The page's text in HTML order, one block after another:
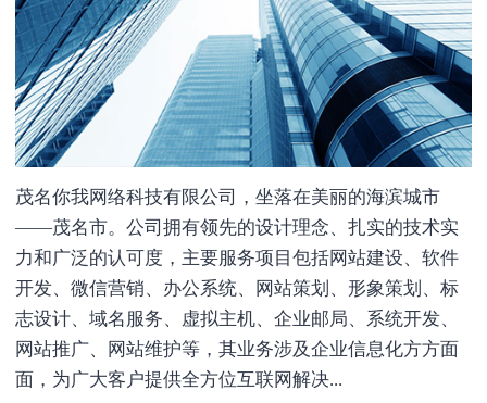
茂名你我网络科技有限公司，坐落在美丽的海滨城市
——茂名市。公司拥有领先的设计理念、扎实的技术实
力和广泛的认可度，主要服务项目包括网站建设、软件
开发、微信营销、办公系统、网站策划、形象策划、标
志设计、域名服务、虚拟主机、企业邮局、系统开发、
网站推广、网站维护等，其业务涉及企业信息化方方面
面，为广大客户提供全方位互联网解决...